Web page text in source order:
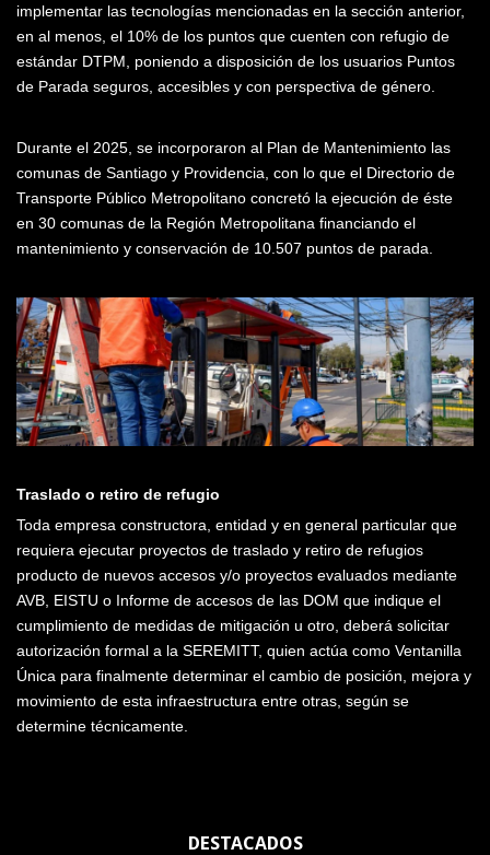
implementar las tecnologías mencionadas en la sección anterior,
en al menos, el 10% de los puntos que cuenten con refugio de
estándar DTPM, poniendo a disposición de los usuarios Puntos
de Parada seguros, accesibles y con perspectiva de género.
Durante el 2025, se incorporaron al Plan de Mantenimiento las
comunas de Santiago y Providencia, con lo que el Directorio de
Transporte Público Metropolitano concretó la ejecución de éste
en 30 comunas de la Región Metropolitana financiando el
mantenimiento y conservación de 10.507 puntos de parada.
Traslado o retiro de refugio
Toda empresa constructora, entidad y en general particular que
requiera ejecutar proyectos de traslado y retiro de refugios
producto de nuevos accesos y/o proyectos evaluados mediante
AVB, EISTU o Informe de accesos de las DOM que indique el
cumplimiento de medidas de mitigación u otro, deberá solicitar
autorización formal a la SEREMITT, quien actúa como Ventanilla
Única para finalmente determinar el cambio de posición, mejora y
movimiento de esta infraestructura entre otras, según se
determine técnicamente.
DESTACADOS